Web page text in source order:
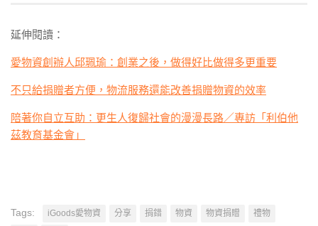
延伸閱讀：
愛物資創辦人邱珮瑜：創業之後，做得好比做得多更重要
不只給捐贈者方便，物流服務還能改善捐贈物資的效率
陪著你自立互助：更生人復歸社會的漫漫長路／專訪「利伯他
茲教育基金會」
Tags: iGoods愛物資 分享 捐錯 物資 物資捐贈
禮物